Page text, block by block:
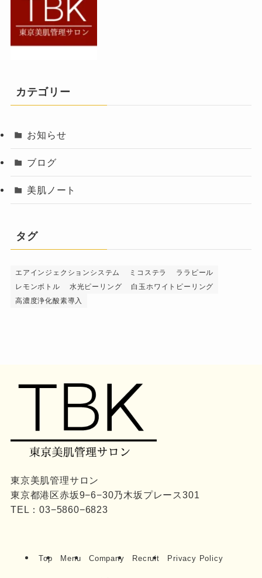
カテゴリー
お知らせ
ブログ
美肌ノート
タグ
エアインジェクションシステム ミコステラ
ララピール
レモンボトル
水光ピーリング
白玉ホワイトピーリング
高濃度浄化酸素導入
東京美肌管理サロン
東京都港区赤坂9−6−30乃木坂プレース301
TEL：03−5860−6823
Top Menu Company Recruit Privacy Policy